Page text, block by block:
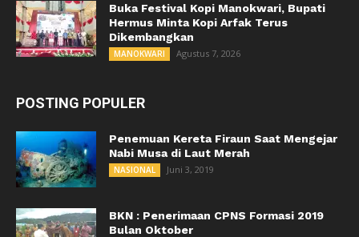
Buka Festival Kopi Manokwari, Bupati
Hermus Minta Kopi Arfak Terus
Dikembangkan
MANOKWARI Agustus 7, 2026
POSTING POPULER
Penemuan Kereta Firaun Saat Mengejar
Nabi Musa di Laut Merah
NASIONAL Juni 3, 2019
BKN : Penerimaan CPNS Formasi 2019
Bulan Oktober